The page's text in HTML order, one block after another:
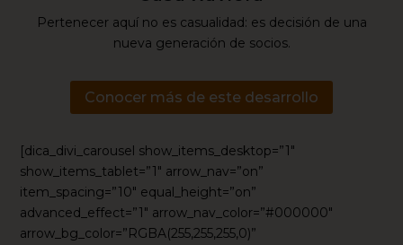
Pertenecer aquí no es casualidad: es decisión de una
nueva generación de socios.
Conocer más de este desarrollo
[dica_divi_carousel show_items_desktop=”1″
show_items_tablet=”1″ arrow_nav=”on”
item_spacing=”10″ equal_height=”on”
advanced_effect=”1″ arrow_nav_color=”#000000″
arrow_bg_color=”RGBA(255,255,255,0)”